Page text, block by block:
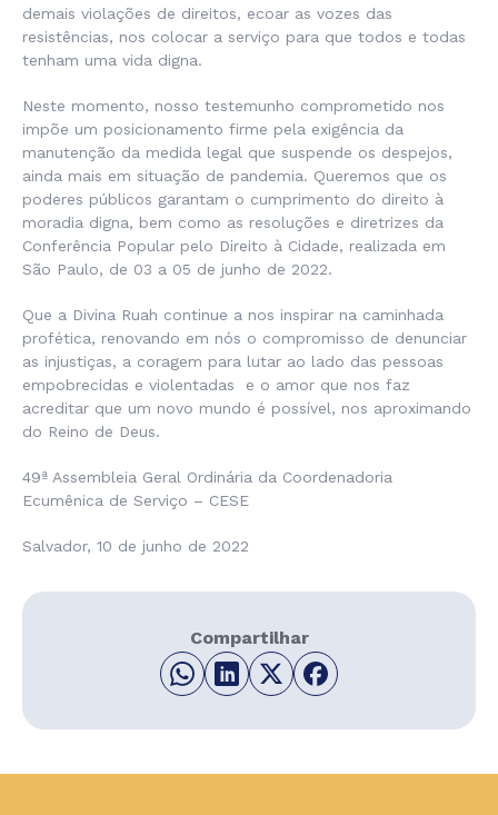
demais violações de direitos, ecoar as vozes das
resistências, nos colocar a serviço para que todos e todas
tenham uma vida digna.
Neste momento, nosso testemunho comprometido nos
impõe um posicionamento firme pela exigência da
manutenção da medida legal que suspende os despejos,
ainda mais em situação de pandemia. Queremos que os
poderes públicos garantam o cumprimento do direito à
moradia digna, bem como as resoluções e diretrizes da
Conferência Popular pelo Direito à Cidade, realizada em
São Paulo, de 03 a 05 de junho de 2022.
Que a Divina Ruah continue a nos inspirar na caminhada
profética, renovando em nós o compromisso de denunciar
as injustiças, a coragem para lutar ao lado das pessoas
empobrecidas e violentadas e o amor que nos faz
acreditar que um novo mundo é possível, nos aproximando
do Reino de Deus.
49ª Assembleia Geral Ordinária da Coordenadoria
Ecumênica de Serviço – CESE
Salvador, 10 de junho de 2022
Compartilhar